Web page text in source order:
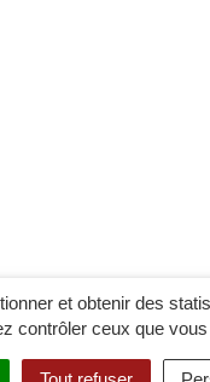
et obtenir des
contrôler ceux que